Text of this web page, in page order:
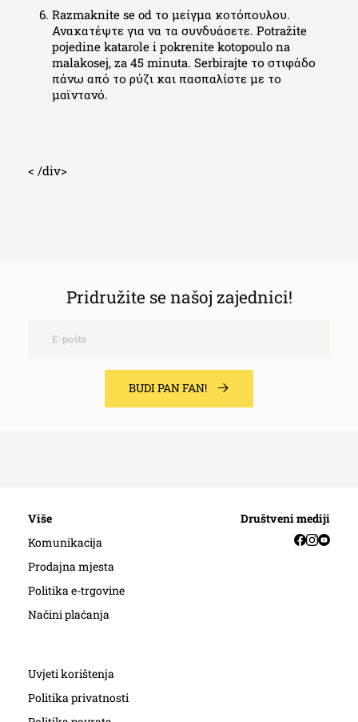
Razmaknite se od το μείγμα κοτόπουλου.
Ανακατέψτε για να τα συνδυάσετε. Potražite
pojedine katarole i pokrenite kotopoulo na
malakosej, za 45 minuta. Serbirajte το στιφάδο
πάνω από το ρύζι και πασπαλίστε με το
μαϊντανό.
< /div>
Pridružite se našoj zajednici!
BUDI PAN FAN!
Više
Komunikacija
Prodajna mjesta
Politika e-trgovine
Načini plaćanja
Uvjeti korištenja
Politika privatnosti
Društveni mediji
Facebook